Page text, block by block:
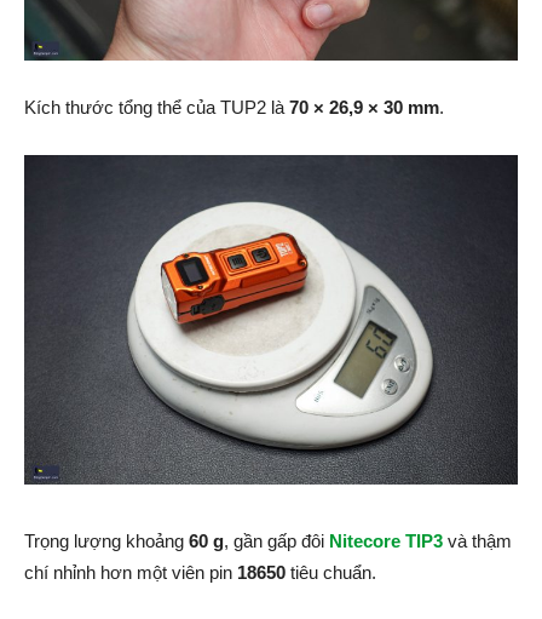
Kích thước tổng thể của TUP2 là 70 × 26,9 × 30 mm.
Trọng lượng khoảng 60 g, gần gấp đôi Nitecore TIP3 và thậm
chí nhỉnh hơn một viên pin 18650 tiêu chuẩn.